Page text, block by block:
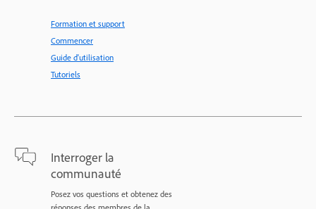
Formation et support
Commencer
Guide d'utilisation
Tutoriels
Interroger la
communauté
Posez vos questions et obtenez des